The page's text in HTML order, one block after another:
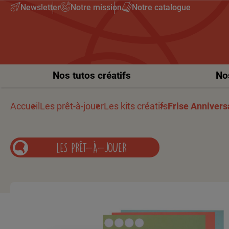
Newsletter Notre mission Notre catalogue
Nos tutos créatifs
Accueil Les prêt-à-jouerLes kits créatifsFrise
LES PRÊT-À-JOUER